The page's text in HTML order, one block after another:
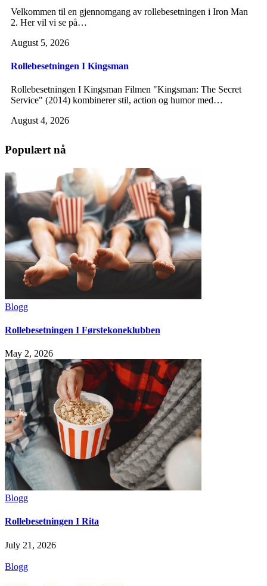
Velkommen til en gjennomgang av rollebesetningen i Iron Man
2. Her vil vi se på…
August 5, 2026
Rollebesetningen I Kingsman
Rollebesetningen I Kingsman Filmen "Kingsman: The Secret
Service" (2014) kombinerer stil, action og humor med…
August 4, 2026
Populært nå
Blogg
Rollebesetningen I Førstekoneklubben
May 2, 2026
Blogg
Rollebesetningen I Rita
July 21, 2026
Blogg